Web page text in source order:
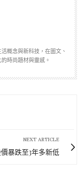
概念與新科技，在圖文、
時尚題材與靈感。
NEXT ARTICLE
暴跌至3年多新低